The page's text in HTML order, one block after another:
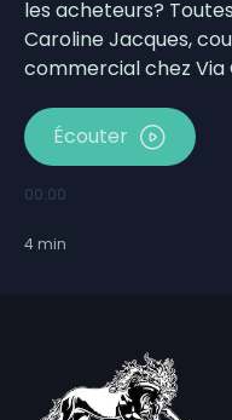
les acheteurs?
Caroline Jacques,
commercial chez Via
Écouter
00:00
4 min